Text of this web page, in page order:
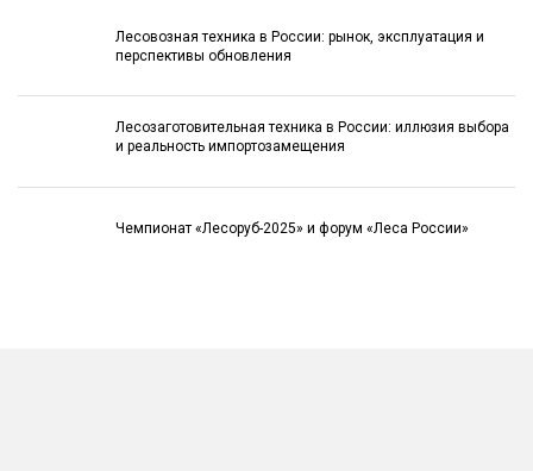
Лесовозная техника в России: рынок, эксплуатация и
перспективы обновления
Лесозаготовительная техника в России: иллюзия выбора
и реальность импортозамещения
Чемпионат «Лесоруб-2025» и форум «Леса России»